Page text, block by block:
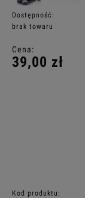
Dostępność:
brak towaru
Cena:
39,00 zł
Kod produktu: